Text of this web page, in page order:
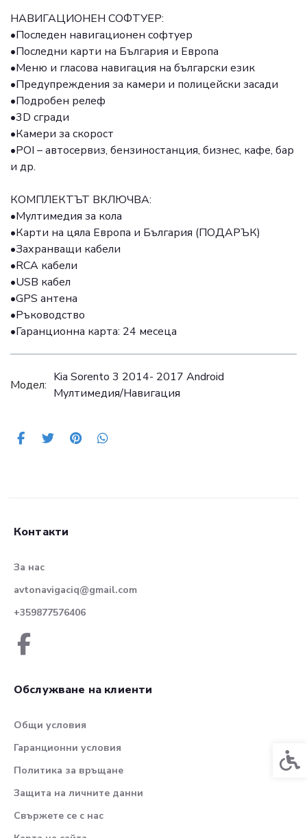
НАВИГАЦИОНЕН СОФТУЕР:
•Последен навигационен софтуер
•Последни карти на България и Европа
•Меню и гласова навигация на български език
•Предупреждения за камери и полицейски засади
•Подробен релеф
•3D сгради
•Камери за скорост
•POI – автосервиз, бензиностанция, бизнес, кафе, бар
и др.
КОМПЛЕКТЪТ ВКЛЮЧВА:
•Мултимедия за кола
•Карти на цяла Европа и България (ПОДАРЪК)
•Захранващи кабели
•RCA кабели
•USB кабел
•GPS антена
•Ръководство
•Гаранционна карта: 24 месеца
Модел:
Kia Sorento 3 2014- 2017 Android
Mултимедия/Навигация
Контакти
За нас
avtonavigaciq@gmail.com
+359877576406
Обслужване на клиенти
Общи условия
Гаранционни условия
Политика за връщане
Защита на личните данни
Свържете се с нас